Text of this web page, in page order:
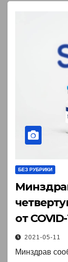
БЕЗ РУБРИКИ
от
2021-05-11
Минздрав